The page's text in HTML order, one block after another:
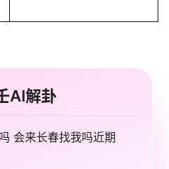
AI解卦
会来长春找我吗近期